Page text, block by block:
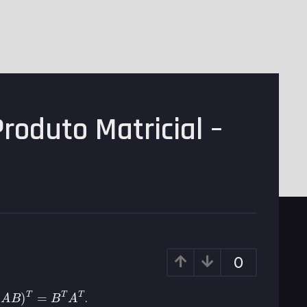
Matricial –
0
AB)T BTA T
.